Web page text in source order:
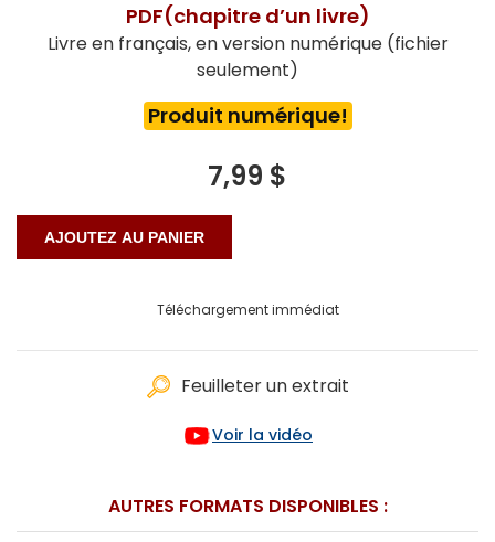
PDF(chapitre d’un livre)
Livre en français, en version numérique (fichier
seulement)
Produit numérique!
7,99 $
Téléchargement immédiat
Feuilleter un extrait
Voir la vidéo
AUTRES FORMATS DISPONIBLES :